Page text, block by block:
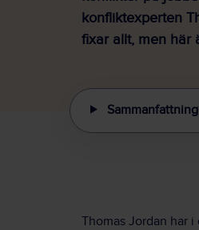
konfliktexperten
fixar allt, men här
Thomas Jordan har